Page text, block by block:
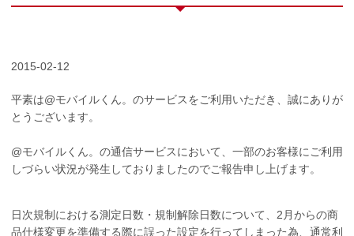
2015-02-12
平素は@モバイルくん。のサービスをご利用いただき、誠にありが
とうございます。
@モバイルくん。の通信サービスにおいて、一部のお客様にご利用
しづらい状況が発生しておりましたのでご報告申し上げます。
日次規制における測定日数・規制解除日数について、2月からの商
品仕様変更を準備する際に誤った設定を行ってしまった為、通常利